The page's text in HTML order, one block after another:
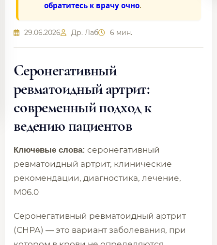
обратитесь к врачу очно.
29.06.2026 Др. Лаб 6 мин.
Серонегативный
ревматоидный артрит:
современный подход к
ведению пациентов
Ключевые слова: серонегативный
ревматоидный артрит, клинические
рекомендации, диагностика, лечение,
М06.0
Серонегативный ревматоидный артрит
(СНРА) — это вариант заболевания, при